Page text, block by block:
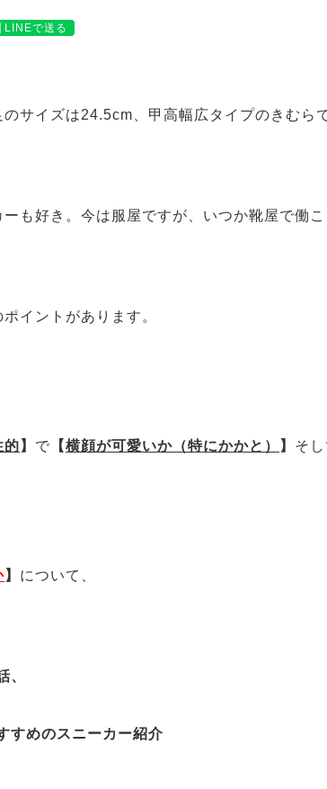
LINEで送る
サイズは24.5cm 、甲高幅広タイプのきむら
も好き。今は服屋ですが、いつか靴屋で働こ
イントがあります。
的 】 で 【横顔が可愛いか（特にかかと） 】 そし
】 について、
、
すめのスニーカー紹介